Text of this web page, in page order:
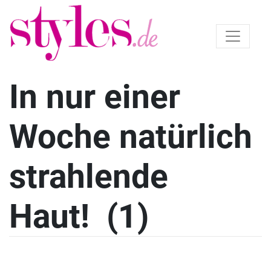
In nur einer
Woche natürlich
strahlende
Haut! (1)